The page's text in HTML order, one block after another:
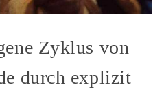
Zyklus von
durch explizit